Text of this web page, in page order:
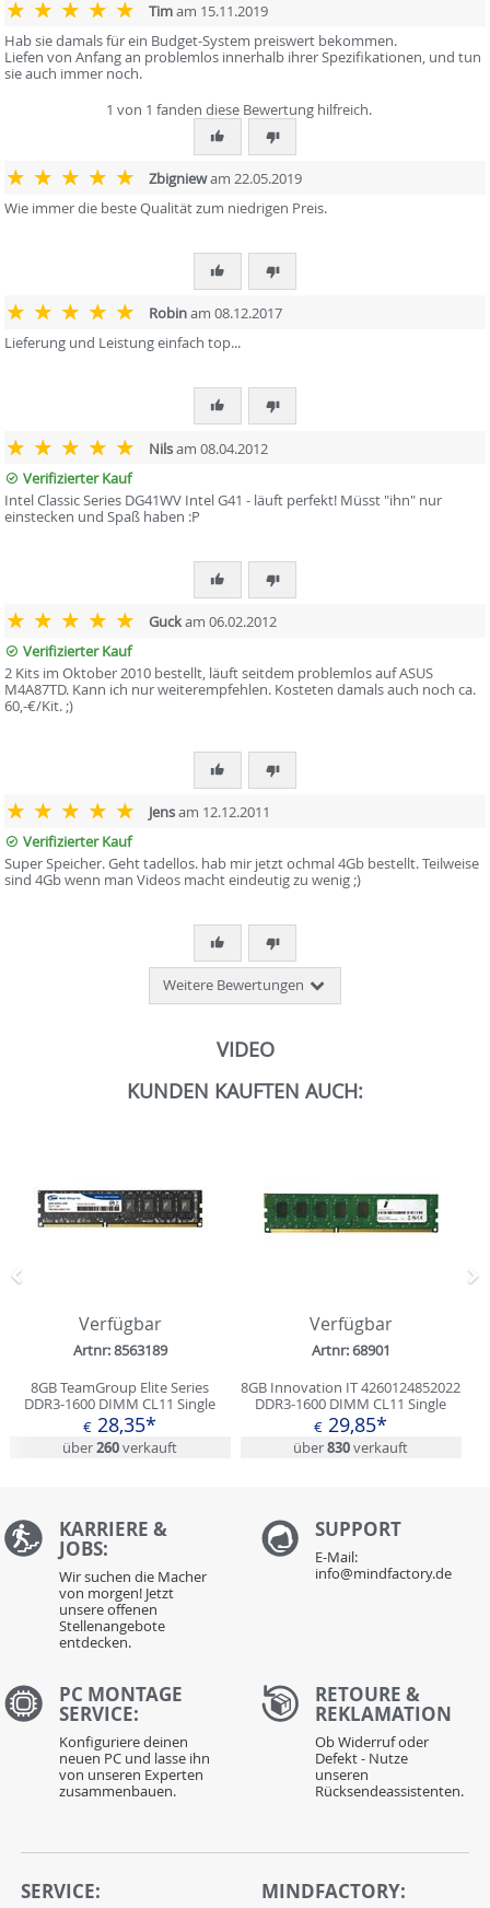
Timam 15.11.2019
Hab sie damals für ein Budget-System preiswert bekommen.
Liefen von Anfang an problemlos innerhalb ihrer Spezifikationen, und tun
sie auch immer noch.
1 von 1 fanden diese Bewertung hilfreich.
Zbigniewam 22.05.2019
Wie immer die beste Qualität zum niedrigen Preis.
Robinam 08.12.2017
Lieferung und Leistung einfach top...
Nilsam 08.04.2012
Verifizierter Kauf
Intel Classic Series DG41WV Intel G41 - läuft perfekt! Müsst "ihn" nur
einstecken und Spaß haben :P
Guckam 06.02.2012
Verifizierter Kauf
2 Kits im Oktober 2010 bestellt, läuft seitdem problemlos auf ASUS
M4A87TD. Kann ich nur weiterempfehlen. Kosteten damals auch noch ca.
60,-€/Kit. ;)
Jensam 12.12.2011
Verifizierter Kauf
Super Speicher. Geht tadellos. hab mir jetzt ochmal 4Gb bestellt. Teilweise
sind 4Gb wenn man Videos macht eindeutig zu wenig ;)
Weitere Bewertungen
VIDEO
KUNDEN KAUFTEN AUCH:
Verfügbar
Artnr: 8563189
8GB TeamGroup Elite Series
DDR3-1600 DIMM CL11 Single
€ 28,35*
über260verkauft
Verfügbar
Artnr: 68901
8GB Innovation IT 4260124852022
DDR3-1600 DIMM CL11 Single
€ 29,85*
über830verkauft
Zurück
KARRIERE &
JOBS:
Wir suchen die Macher
von morgen! Jetzt
unsere offenen
Stellenangebote
entdecken.
SUPPORT
E-Mail:
info@mindfactory.de
PC MONTAGE
SERVICE:
Konfiguriere deinen
neuen PC und lasse ihn
von unseren Experten
zusammenbauen.
RETOURE &
REKLAMATION
Ob Widerruf oder
Defekt - Nutze
unseren
Rücksendeassistenten.
SERVICE: MINDFACTORY: